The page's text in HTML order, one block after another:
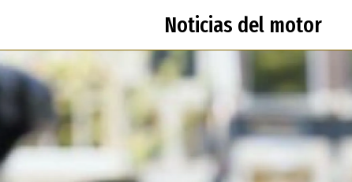
Noticias del motor